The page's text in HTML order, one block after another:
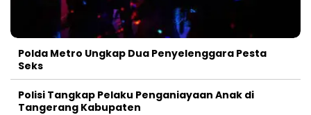
Polda Metro Ungkap Dua Penyelenggara Pesta
Seks
Polisi Tangkap Pelaku Penganiayaan Anak di
Tangerang Kabupaten